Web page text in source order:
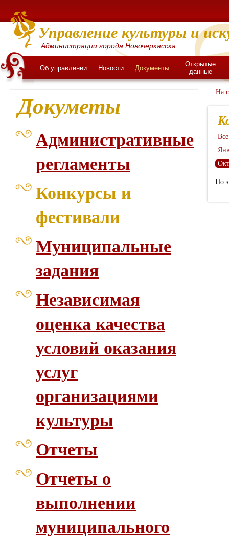
Управление культуры и
Администрации города Новочеркасска
Об управлении Новости Документы
Открытые
данные
Докуметы
Административные
регламенты
Конкурсы и
фестивали
Муниципальные
задания
Независимая
оценка качества
условий оказания
услуг
организациями
культуры
Отчеты
Отчеты о
выполнении
муниципального
На
По